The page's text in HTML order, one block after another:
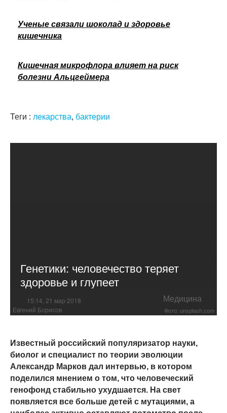
Ученые связали шоколад и здоровье
кишечника
Кишечная микрофлора влияет на риск
болезни Альцгеймера
Теги : лекарства, бактерии
Генетики: человечество теряет
здоровье и глупеет
15:14, 21 мар 2018 Медицина
Евгений Борисов Фото: unsplash.com
Известный российский популяризатор науки,
биолог и специалист по теории эволюции
Александр Марков дал интервью, в котором
поделился мнением о том, что человеческий
генофонд стабильно ухудшается. На свет
появляется все больше детей с мутациями, а